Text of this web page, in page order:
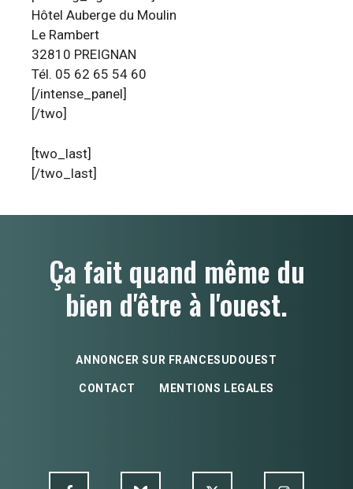
Hôtel Auberge du Moulin
Le Rambert
32810 PREIGNAN
Tél. 05 62 65 54 60
[/intense_panel]
[/two]
[two_last]
[/two_last]
Ça fait quand même du
bien d'être à l'ouest.
ANNONCER SUR FRANCESUDOUEST
CONTACT MENTIONS LEGALES